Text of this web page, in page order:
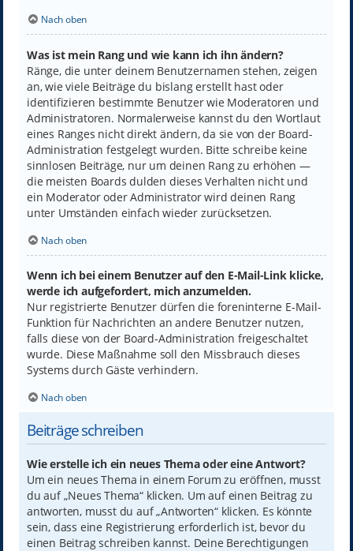
Nach oben
Was ist mein Rang und wie kann ich ihn ändern?
Ränge, die unter deinem Benutzernamen stehen, zeigen
an, wie viele Beiträge du bislang erstellt hast oder
identifizieren bestimmte Benutzer wie Moderatoren und
Administratoren. Normalerweise kannst du den Wortlaut
eines Ranges nicht direkt ändern, da sie von der Board-
Administration festgelegt wurden. Bitte schreibe keine
sinnlosen Beiträge, nur um deinen Rang zu erhöhen —
die meisten Boards dulden dieses Verhalten nicht und
ein Moderator oder Administrator wird deinen Rang
unter Umständen einfach wieder zurücksetzen.
Nach oben
Wenn ich bei einem Benutzer auf den E-Mail-Link klicke,
werde ich aufgefordert, mich anzumelden.
Nur registrierte Benutzer dürfen die foreninterne E-Mail-
Funktion für Nachrichten an andere Benutzer nutzen,
falls diese von der Board-Administration freigeschaltet
wurde. Diese Maßnahme soll den Missbrauch dieses
Systems durch Gäste verhindern.
Nach oben
Beiträge schreiben
Wie erstelle ich ein neues Thema oder eine Antwort?
Um ein neues Thema in einem Forum zu eröffnen, musst
du auf „Neues Thema“ klicken. Um auf einen Beitrag zu
antworten, musst du auf „Antworten“ klicken. Es könnte
sein, dass eine Registrierung erforderlich ist, bevor du
einen Beitrag schreiben kannst. Deine Berechtigungen